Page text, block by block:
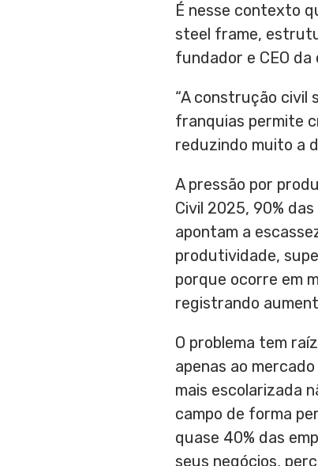
É nesse contexto
steel frame,
fundador e CEO
“A construção civil
franquias permite
reduzindo muito a
A pressão por
Civil 2025, 90%
apontam a
produtividade,
porque ocorre em
registrando
O problema tem
apenas ao
mais escolarizada
campo de forma
quase 40% das
seus negócios,